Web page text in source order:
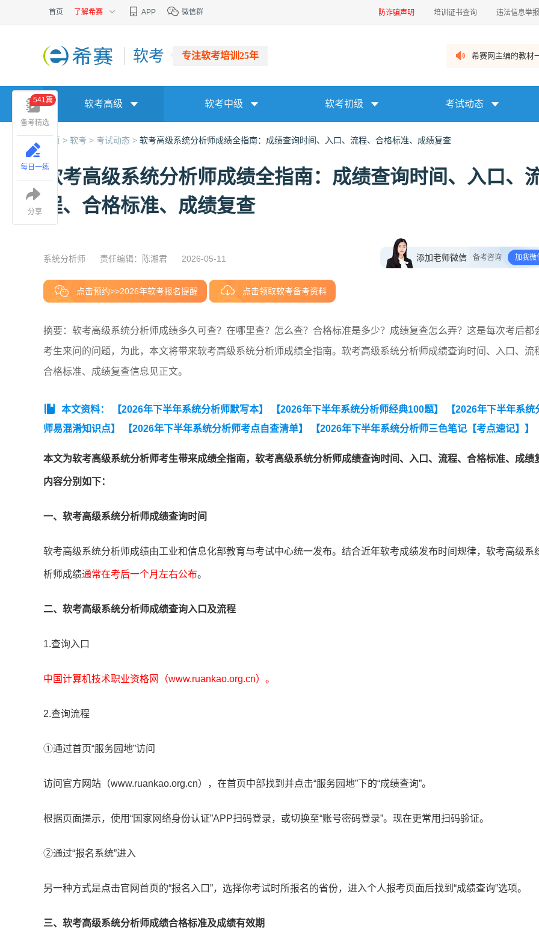
首页 了解希赛 APP 微信群 防诈骗声明 培训证书查询 违法信息举报
软考 专注软考培训25年 希赛网主编的教材
软考高级 软考中级 软考初级 考试动态
首页 > 软考 > 考试动态 > 软考高级系统分析师成绩全指南：成绩查询时间、入口、流程、合格标准、成绩复查
软考高级系统分析师成绩全指南：成绩查询时间、入口、
程、合格标准、成绩复查
系统分析师 责任编辑：陈湘君 2026-05-11 添加老师微信 备考咨询 加我微
点击预约>>2026年软考报名提醒 点击领取软考备考资料
摘要：软考高级系统分析师成绩多久可查？在哪里查？怎么查？合格标准是多少？成绩复查怎么弄？这是每次考后都
考生来问的问题，为此，本文将带来软考高级系统分析师成绩全指南。软考高级系统分析师成绩查询时间、入口、流
合格标准、成绩复查信息见正文。
本文资料： 【2026年下半年系统分析师默写本】 【2026年下半年系统分析师经典100题】
【2026年下半年系统
师易混淆知识点】
【2026年下半年系统分析师考点自查清单】 【2026年下半年系统分析师三色笔记【考点速记】】
题】软考系统分析师真题汇总（2020-2026年）】
合知识真题.pdf】
本文为软考高级系统分析师考生带来成绩全指南，软考高级系统分析师成绩查询时间、入口、流程、合格标准、成绩
内容分别如下：
一、软考高级系统分析师成绩查询时间
软考高级系统分析师成绩由工业和信息化部教育与考试中心统一发布。结合近年软考成绩发布时间规律，软考高级系
析师成绩通常在考后一个月左右公布。
二、软考高级系统分析师成绩查询入口及流程
1.查询入口
中国计算机技术职业资格网（www.ruankao.org.cn）。
2.查询流程
①通过首页“服务园地”访问
访问官方网站（www.ruankao.org.cn），在首页中部找到并点击“服务园地”下的“成绩查询”。
根据页面提示，使用“国家网络身份认证”APP扫码登录，或切换至“账号密码登录”。现在更常用扫码验证。
②通过“报名系统”进入
另一种方式是点击官网首页的“报名入口”，选择你考试时所报名的省份，进入个人报考页面后找到“成绩查询”选项。
三、软考高级系统分析师成绩合格标准及成绩有效期
备考精选
541篇
每日一练
分享